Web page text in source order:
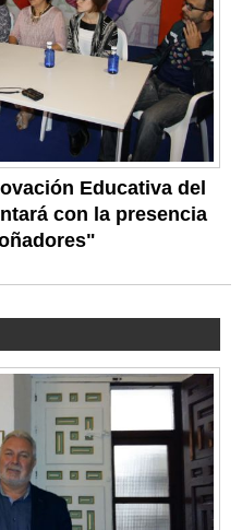
Educativa del
con la presencia